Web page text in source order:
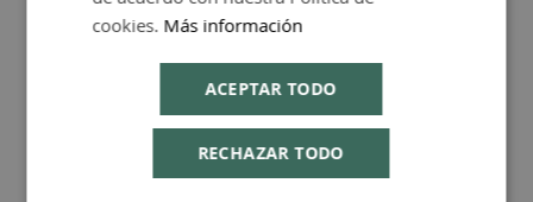
cookies. Más información
ACEPTAR TODO
RECHAZAR TODO